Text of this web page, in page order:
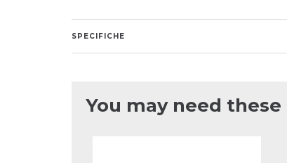
SPECIFICHE
You may need these